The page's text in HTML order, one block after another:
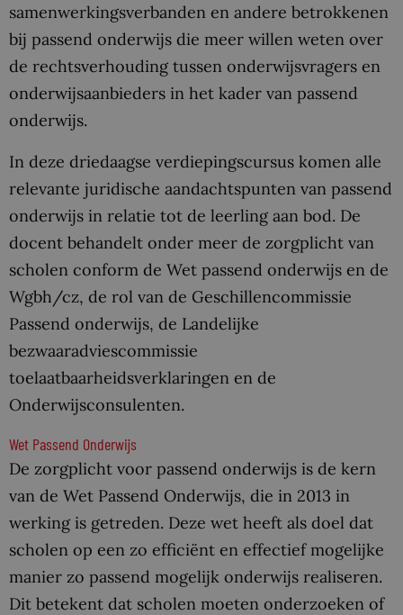
samenwerkingsverbanden en andere betrokkenen
bij passend onderwijs die meer willen weten over
de rechtsverhouding tussen onderwijsvragers en
onderwijsaanbieders in het kader van passend
onderwijs.
In deze driedaagse verdiepingscursus komen alle
relevante juridische aandachtspunten van passend
onderwijs in relatie tot de leerling aan bod. De
docent behandelt onder meer de zorgplicht van
scholen conform de Wet passend onderwijs en de
Wgbh/cz, de rol van de Geschillencommissie
Passend onderwijs, de Landelijke
bezwaaradviescommissie
toelaatbaarheidsverklaringen en de
Onderwijsconsulenten.
Wet Passend Onderwijs
De zorgplicht voor passend onderwijs is de kern
van de Wet Passend Onderwijs, die in 2013 in
werking is getreden. Deze wet heeft als doel dat
scholen op een zo efficiënt en effectief mogelijke
manier zo passend mogelijk onderwijs realiseren.
Dit betekent dat scholen moeten onderzoeken of